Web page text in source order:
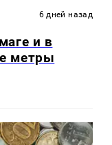
6 дней назад
и в
метры